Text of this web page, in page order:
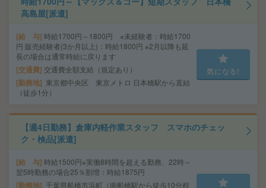
高島屋[派遣]
給 与 時給1700円～1800円 ※未経験者：時給1700
円 販売経験者(3か月以上)：時給1800円 ※2月以降も延
長の場合は通常時給に戻ります
交通費 交通費全額支給（規定あり）
勤務地
東京都中央区 東京メトロ 日本橋駅から直結
（徒歩1分）
気になる!
【週4日勤務】倉庫内軽作業スタッフ スマホのチェッ
ク・検品[派遣]
給 与 時給1500円※実働8時間を超える勤務、22時～
翌5時勤務の場合25％割増：時給1875円
勤務地 千葉県船橋市浜町（南船橋駅から徒歩10分程